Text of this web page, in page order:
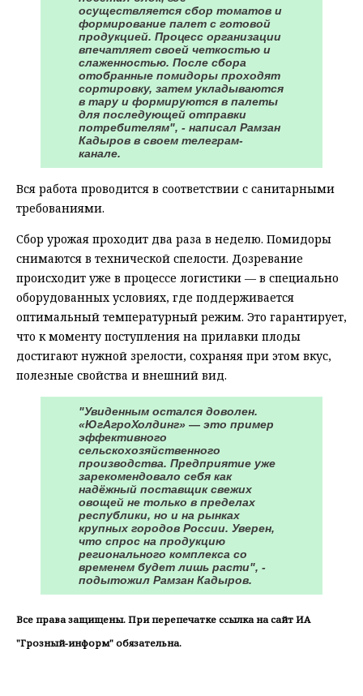
осуществляется сбор томатов и
формирование палет с готовой
продукцией. Процесс организации
впечатляет своей четкостью и
слаженностью. После сбора
отобранные помидоры проходят
сортировку, затем укладываются
в тару и формируются в палеты
для последующей отправки
потребителям", - написал Рамзан
Кадыров в своем телеграм-
канале.
Вся работа проводится в соответствии с санитарными
требованиями.
Сбор урожая проходит два раза в неделю. Помидоры
снимаются в технической спелости. Дозревание
происходит уже в процессе логистики — в специально
оборудованных условиях, где поддерживается
оптимальный температурный режим. Это гарантирует,
что к моменту поступления на прилавки плоды
достигают нужной зрелости, сохраняя при этом вкус,
полезные свойства и внешний вид.
"Увиденным остался доволен.
«ЮгАгроХолдинг» — это пример
эффективного
сельскохозяйственного
производства. Предприятие уже
зарекомендовало себя как
надёжный поставщик свежих
овощей не только в пределах
республики, но и на рынках
крупных городов России. Уверен,
что спрос на продукцию
регионального комплекса со
временем будет лишь расти", -
подытожил Рамзан Кадыров.
Все права защищены. При перепечатке ссылка на сайт ИА
"Грозный-информ" обязательна.